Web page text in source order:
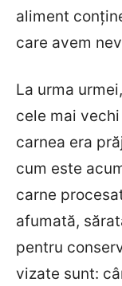
aliment
care avem
La urma
cele mai
carnea era
cum este
carne
afumată,
pentru
vizate sunt: